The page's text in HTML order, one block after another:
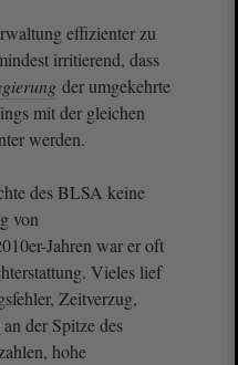
effizienter zu
irritierend, dass
der umgekehrte
mit der gleichen
werden.
des BLSA keine
von
Jahren war er oft
Vieles lief
Zeitverzug,
der Spitze des
hohe